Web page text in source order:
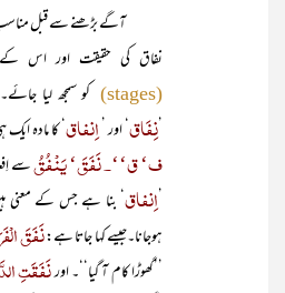
آگے بڑھنے سے قبل مناسب
نفاق کی حقیقت اور اس
(stages)
کو سمجھ لیا
’نِفَاق ‘ اور ’اِنفاق‘ کا مادہ
ف‘ ق‘‘۔ نَفَقَ‘ یَنْفُقُسے
’اِنفاق ‘ بنا ہے جس کے معنی
ہوجانا۔جیسے کہا جاتا ہے:نَفَقَ
’’گھوڑا کام آ گیا‘‘۔ اورنَفَقَتِ